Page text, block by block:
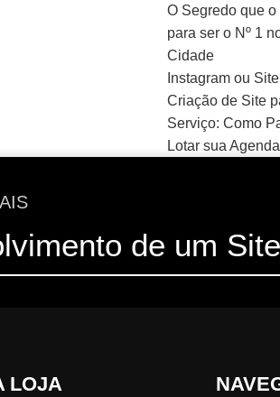
O Segredo que
para ser o Nº 1
Cidade
Instagram ou
Criação de Site
Serviço: Como
Lotar sua Agenda
de um
LOJA